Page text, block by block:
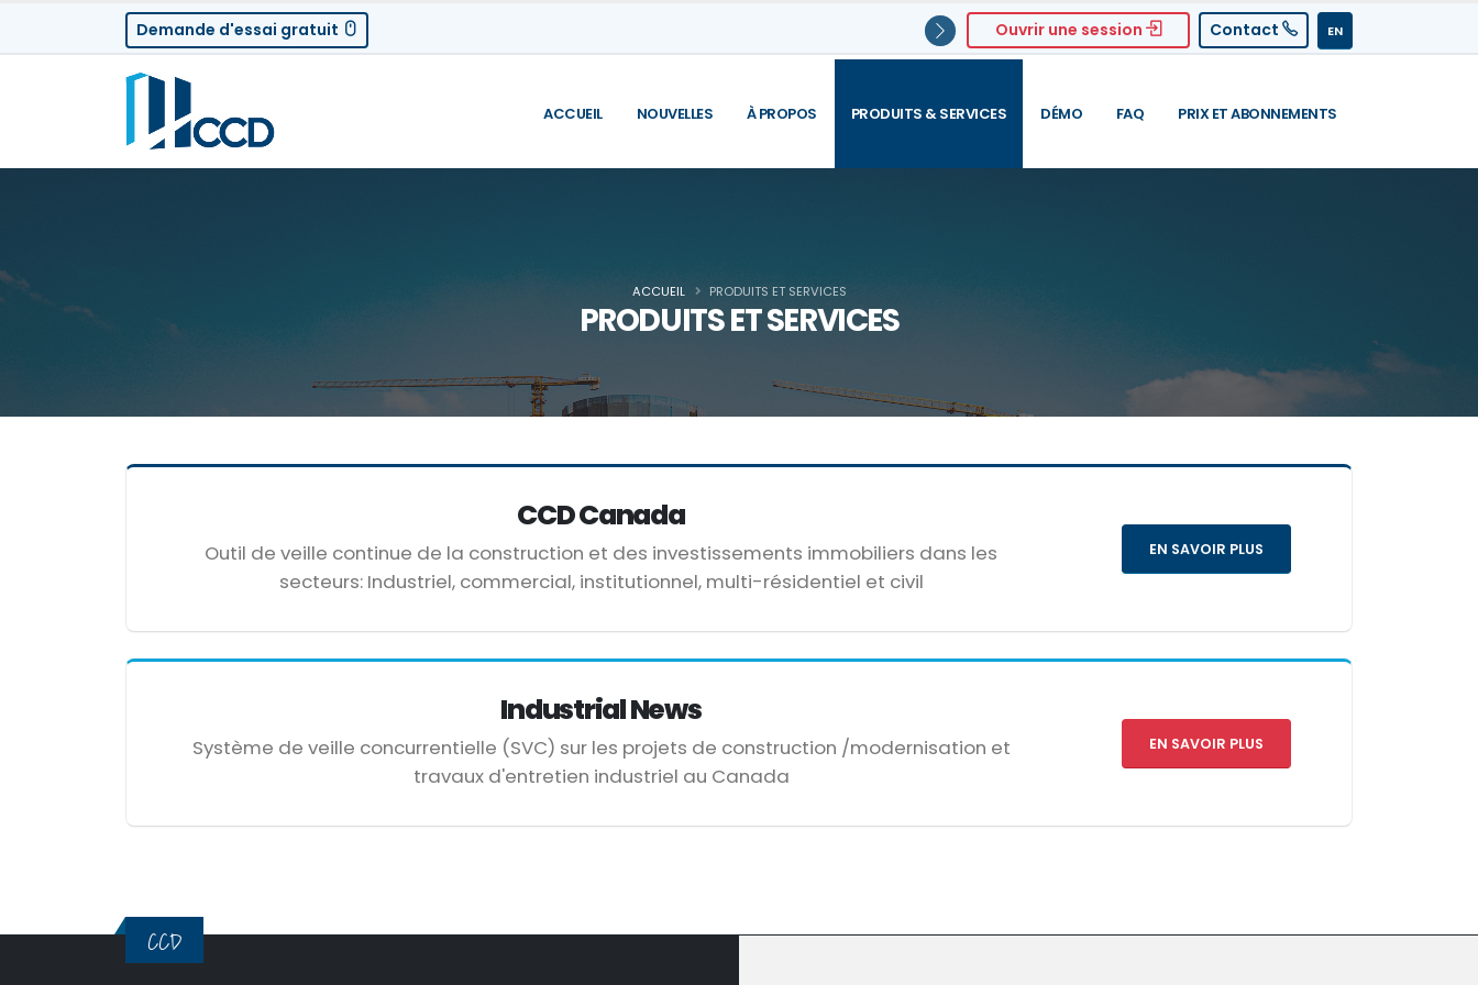
Demande d'essai gratuit Ouvrir une session Contact EN
ACCUEIL NOUVELLES À PROPOS PRODUITS & SERVICES DÉMO FAQ PRIX ET ABONNEMENTS
PRODUITS ET SERVICES
ACCUEIL PRODUITS ET SERVICES
CCD Canada
Outil de veille continue de la construction et des investissements immobiliers dans les
secteurs: Industriel, commercial, institutionnel, multi-résidentiel et civil
EN SAVOIR PLUS
Industrial News
Système de veille concurrentielle (SVC) sur les projets de construction /modernisation et
travaux d'entretien industriel au Canada
EN SAVOIR PLUS
CCD